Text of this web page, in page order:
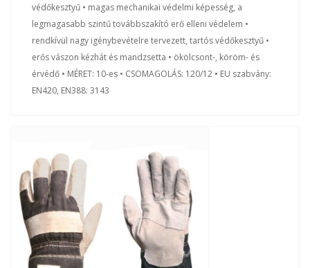
védőkesztyű • magas mechanikai védelmi képesség, a
legmagasabb szintű továbbszakító erő elleni védelem •
rendkívül nagy igénybevételre tervezett, tartós védőkesztyű •
erős vászon kézhát és mandzsetta • ökölcsont-, köröm- és
érvédő • MÉRET: 10-es • CSOMAGOLÁS: 120/12 • EU szabvány:
EN420, EN388: 3143